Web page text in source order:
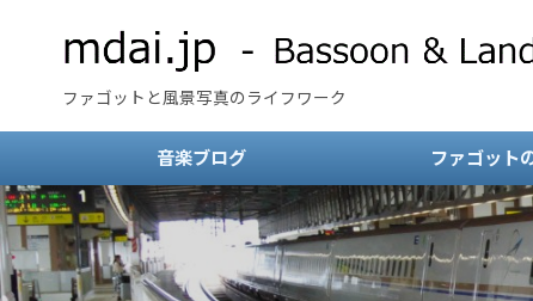
ファゴットと風景写真のライフワーク
音楽ブログ ファゴット